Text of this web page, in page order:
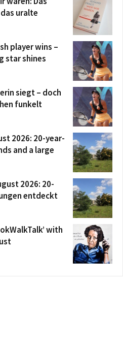
uralte
player wins –
star shines
siegt – doch
funkelt
2026: 20-year-
and a large
2026: 20-
entdeckt
with